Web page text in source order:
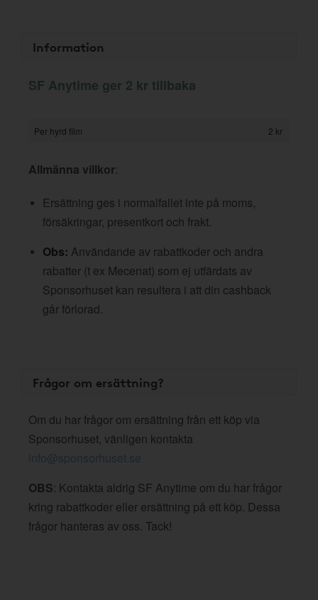
Information
SF Anytime ger 2 kr tillbaka
Per hyrd film 2 kr
Allmänna villkor:
Ersättning ges i normalfallet inte på moms,
försäkringar, presentkort och frakt.
Obs: Användande av rabattkoder och andra
rabatter (t ex Mecenat) som ej utfärdats av
Sponsorhuset kan resultera i att din cashback
går förlorad.
Frågor om ersättning?
Om du har frågor om ersättning från ett köp via
Sponsorhuset, vänligen kontakta
info@sponsorhuset.se
OBS: Kontakta aldrig SF Anytime om du har frågor
kring rabattkoder eller ersättning på ett köp. Dessa
frågor hanteras av oss. Tack!